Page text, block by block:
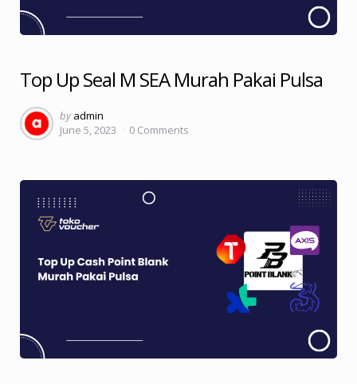
Top Up Seal M SEA Murah Pakai Pulsa
Posted
by
by admin
June 5, 2023
0 Comments